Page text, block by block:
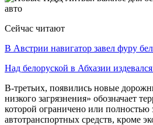
Сейчас читают
В Австрии навигатор завел фуру
Над белоруской в Абхазии
В-третьих, появились новые
низкого загрязнения» обозначает
которой ограничено или
автотранспортных средств, кроме